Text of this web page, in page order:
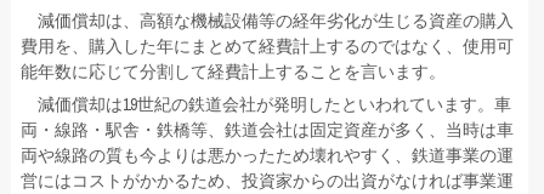
減価償却は、高額な機械設備等の経年劣化が生じる資産の購入
費用を、購入した年にまとめて経費計上するのではなく、使用可
能年数に応じて分割して経費計上することを言います。
減価償却は19世紀の鉄道会社が発明したといわれています。車
両・線路・駅舎・鉄橋等、鉄道会社は固定資産が多く、当時は車
両や線路の質も今よりは悪かったため壊れやすく、鉄道事業の運
営にはコストがかかるため、投資家からの出資がなければ事業運